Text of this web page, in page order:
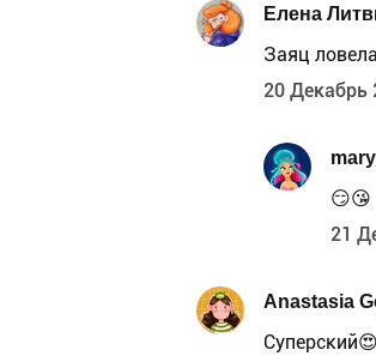
Елена
Заяц
20 Декабрь
😏😘
21
Anastasia
Суперский😍